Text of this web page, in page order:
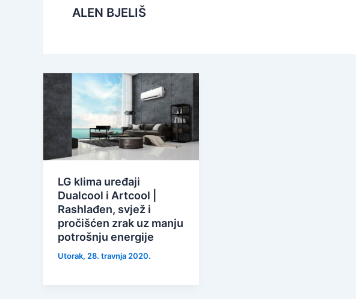
ALEN BJELIŠ
LG klima uređaji
Dualcool i Artcool |
Rashlađen, svjež i
pročišćen zrak uz manju
potrošnju energije
Utorak, 28. travnja 2020.